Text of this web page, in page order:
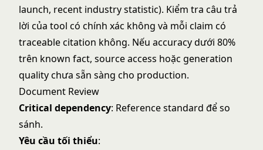
launch, recent industry statistic). Kiểm tra câu trả
lời của tool có chính xác không và mỗi claim có
traceable citation không. Nếu accuracy dưới 80%
trên known fact, source access hoặc generation
quality chưa sẵn sàng cho production.
Document Review
Critical dependency: Reference standard để so
sánh.
Yêu cầu tối thiểu: